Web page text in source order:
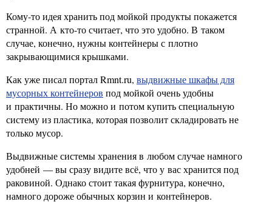
Кому-то идея хранить под мойкой продукты покажется
странной. А кто-то считает, что это удобно. В таком
случае, конечно, нужны контейнеры с плотно
закрывающимися крышками.
Как уже писал портал Rmnt.ru, выдвижные шкафы для
мусорных контейнеров под мойкой очень удобны
и практичны. Но можно и потом купить специальную
систему из пластика, которая позволит складировать не
только мусор.
Выдвижные системы хранения в любом случае намного
удобней — вы сразу видите всё, что у вас хранится под
раковиной. Однако стоит такая фурнитура, конечно,
намного дороже обычных корзин и контейнеров.